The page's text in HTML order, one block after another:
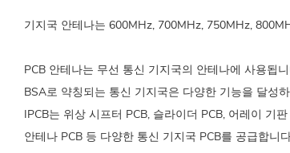
기지국 안테나는 600MHz, 700MHz, 750MHz,
PCB 안테나는 무선 통신 기지국의 안테나에 사용됩
BSA로 약칭되는 통신 기지국은 다양한 기능을 달성
IPCB는 위상 시프터 PCB, 슬라이더 PCB, 어레이 기
안테나 PCB 등 다양한 통신 기지국 PCB를 공급합니